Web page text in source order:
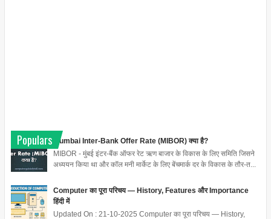
Populars
Mumbai Inter-Bank Offer Rate (MIBOR) क्या है?
MIBOR - मुंबई इंटर-बैंक ऑफर रेट ऋण बाजार के विकास के लिए समिति जिसने
अध्ययन किया था और कॉल मनी मार्केट के लिए बेंचमार्क दर के विकास के तौर-त...
Computer का पूरा परिचय — History, Features और Importance
हिंदी में
Updated On : 21-10-2025 Computer का पूरा परिचय — History,